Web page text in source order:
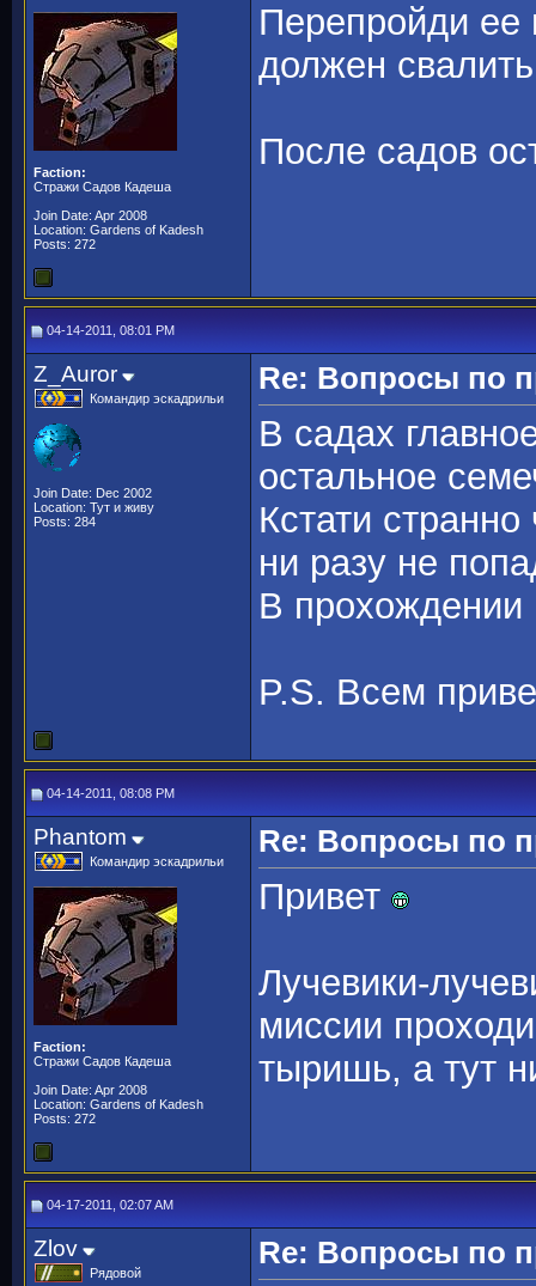
Faction:
Стражи Садов Кадеша
Join Date: Apr 2008
Location: Gardens of Kadesh
Posts: 272
Перепройди
должен
После садов
04-14-2011, 08:01 PM
Z_Auror
Командир эскадрильи
Join Date: Dec 2002
Location: Тут и живу
Posts: 284
Re: Вопросы по
В садах
остальное
Кстати
ни разу не
В прохождении
P.S. Всем
04-14-2011, 08:08 PM
Phantom
Командир эскадрильи
Faction:
Стражи Садов Кадеша
Join Date: Apr 2008
Location: Gardens of Kadesh
Posts: 272
Re: Вопросы по
Привет
Лучевики-
миссии
тыришь, а тут
04-17-2011, 02:07 AM
Zlov
Рядовой
Re: Вопросы по